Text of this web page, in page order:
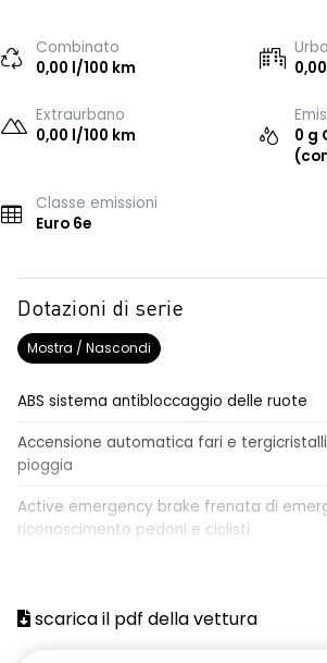
Combinato
0,00 l/100 km
Extraurbano
0,00 l/100 km
0 g
Classe emissioni
Euro 6e
Dotazioni di serie
Mostra / Nascondi
ABS sistema antibloccaggio delle ruote
Accensione automatica fari e
pioggia
Active emergency brake frenata di
riconoscimento pedoni e ciclisti
Airbag laterali a tendina anteriori e
scarica il pdf della vettura